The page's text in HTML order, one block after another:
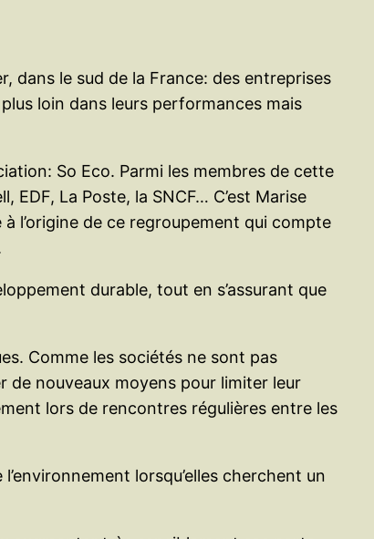
dans le sud de la France: des entreprises
loin dans leurs performances mais
So Eco. Parmi les membres de cette
La Poste, la SNCF… C’est Marise
l’origine de ce regroupement qui compte
durable, tout en s’assurant que
Comme les sociétés ne sont pas
de nouveaux moyens pour limiter leur
lors de rencontres régulières entre les
lorsqu’elles cherchent un